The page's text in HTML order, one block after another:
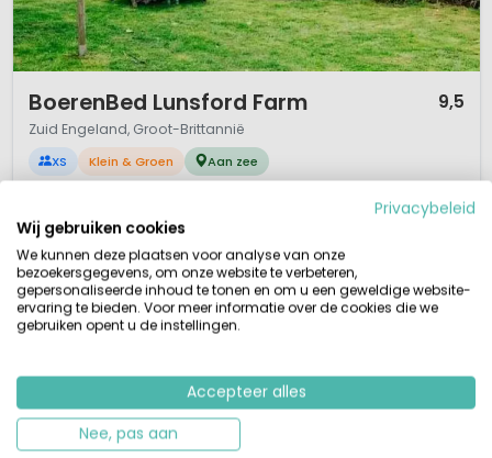
BoerenBed Lunsford Farm 9,5
Zuid Engeland, Groot-Brittannië
XS Klein & Groen Aan zee
Wandelen, zwemmen, strand
Mooi uitzicht vanaf boerderijcamping
Op zoek naar een boerderijcamping in Zuid-Engeland aan Zee? BoerenBed
Lusford Farm vind je niet ver van Hastings, East Sussex bij het plaatsje Pett
slechts 1000 meter van de kust. Dit is op nog geen half uurtje rijden van
Bekijk details Bekijk 1 aanbieders
Privacybeleid
Wij gebruiken cookies
We kunnen deze plaatsen voor analyse van onze
bezoekersgegevens, om onze website te verbeteren,
gepersonaliseerde inhoud te tonen en om u een geweldige website-
ervaring te bieden. Voor meer informatie over de cookies die we
gebruiken opent u de instellingen.
Accepteer alles
Nee, pas aan